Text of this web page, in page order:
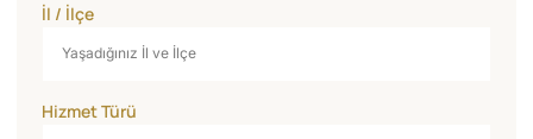
İl / İlçe
Hizmet Türü